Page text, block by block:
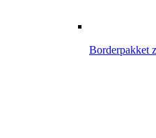
Borderpakket